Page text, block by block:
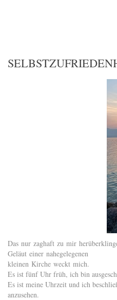
Das nur zaghaft zu mir
Geläut einer nahegelegenen
kleinen Kirche weckt mich.
Es ist fünf Uhr früh, ich bin
Es ist meine Uhrzeit und ich
anzusehen.